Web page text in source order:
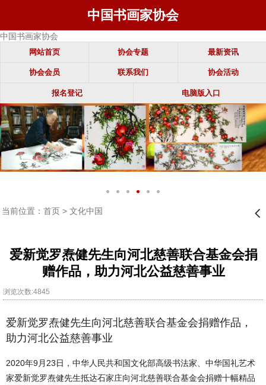
中国书画家协会
中国书画家协会
网站首页 协会专题 最新资讯
协会会员 联系我们 协会活动
报名登记 电脑版入口
当前位置： 首页> 文化中国 󰊒
爱新觉罗焘健先生向河北慈善联合基金会捐
赠作品，助力河北公益慈善事业
浏览次数:4845
爱新觉罗焘健先生向河北慈善联合基金会捐赠作品，
助力河北公益慈善事业
2020年9月23日，中华人民共和国文化部高级书法家、中华国礼艺术
家爱新觉罗焘健先生抵达石家庄向河北慈善联合基金会捐赠十幅精品